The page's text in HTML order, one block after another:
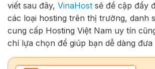
viết sau đây, VinaHost sẽ đề cập đầy
các loại hosting trên thị trường, danh
cung cấp Hosting Việt Nam uy tín
chí lựa chọn để giúp bạn dễ dàng